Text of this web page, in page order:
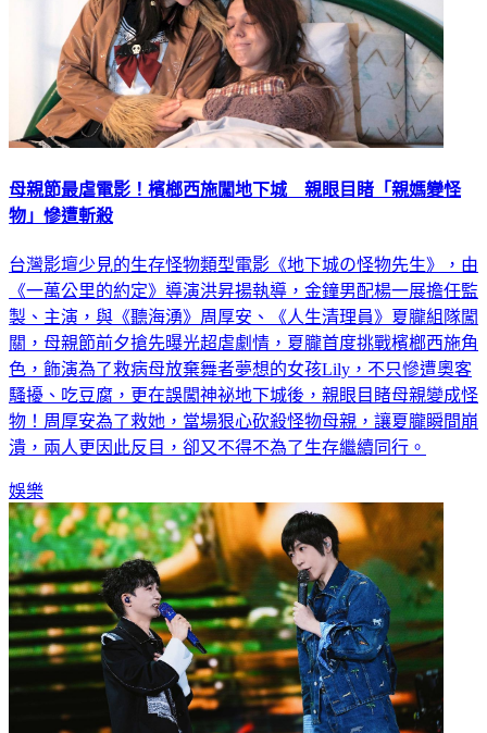
母親節最虐電影！檳榔西施闖地下城 親眼目睹「親媽變怪
物」慘遭斬殺
台灣影壇少見的生存怪物類型電影《地下城の怪物先生》，由
《一萬公里的約定》導演洪昇揚執導，金鐘男配楊一展擔任監
製、主演，與《聽海湧》周厚安、《人生清理員》夏朧組隊闖
關，母親節前夕搶先曝光超虐劇情，夏朧首度挑戰檳榔西施角
色，飾演為了救病母放棄舞者夢想的女孩Lily，不只慘遭奧客
騷擾、吃豆腐，更在誤闖神祕地下城後，親眼目睹母親變成怪
物！周厚安為了救她，當場狠心砍殺怪物母親，讓夏朧瞬間崩
潰，兩人更因此反目，卻又不得不為了生存繼續同行。
娛樂